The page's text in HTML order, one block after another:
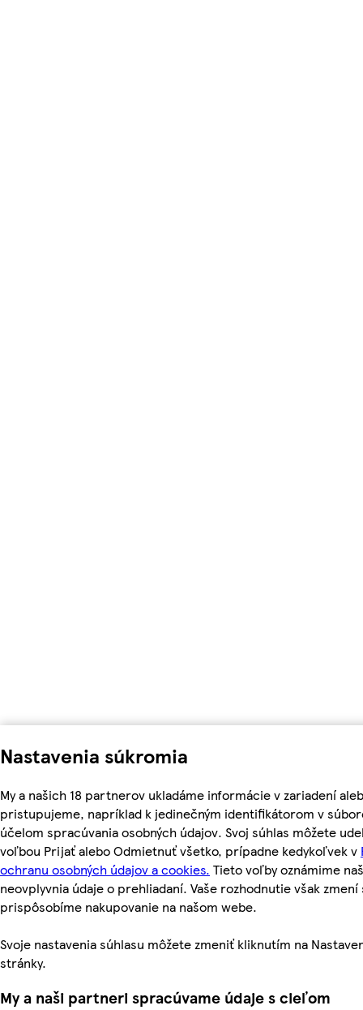
Nastavenia súkromia
My a našich 18 partnerov ukladáme informácie v zariadení
pristupujeme, napríklad k jedinečným identifikátorom v
účelom spracúvania osobných údajov. Svoj súhlas môžete
voľbou Prijať alebo Odmietnuť všetko, prípadne kedykoľvek v
ochranu osobných údajov a cookies. Tieto voľby oznámime
neovplyvnia údaje o prehliadaní. Vaše rozhodnutie však zmení
prispôsobíme nakupovanie na našom webe.
Svoje nastavenia súhlasu môžete zmeniť kliknutím na
stránky.
My a naši partneri spracúvame údaje s cieľom